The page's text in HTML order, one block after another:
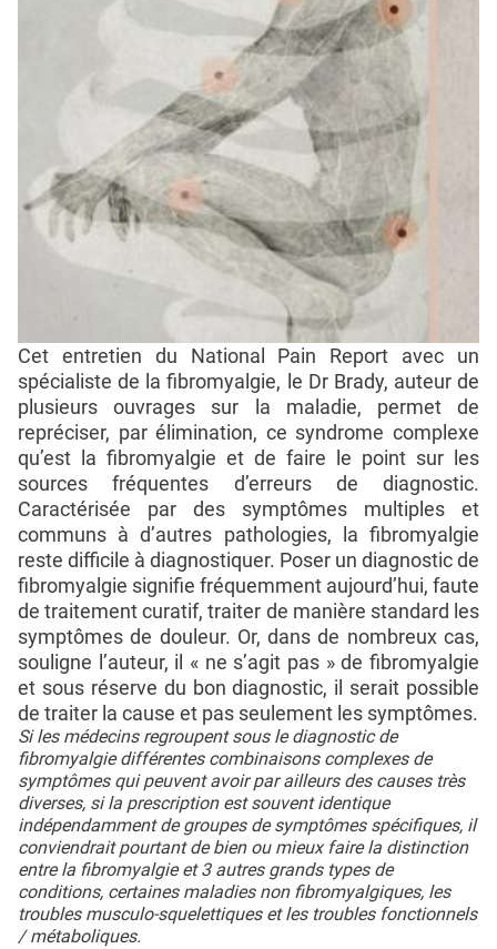
Cet entretien du National Pain Report avec un
spécialiste de la fibromyalgie, le Dr Brady, auteur de
plusieurs ouvrages sur la maladie, permet de
repréciser, par élimination, ce syndrome complexe
qu’est la fibromyalgie et de faire le point sur les
sources fréquentes d’erreurs de diagnostic.
Caractérisée par des symptômes multiples et
communs à d’autres pathologies, la fibromyalgie
reste difficile à diagnostiquer. Poser un diagnostic de
fibromyalgie signifie fréquemment aujourd’hui, faute
de traitement curatif, traiter de manière standard les
symptômes de douleur. Or, dans de nombreux cas,
souligne l’auteur, il « ne s’agit pas » de fibromyalgie
et sous réserve du bon diagnostic, il serait possible
de traiter la cause et pas seulement les symptômes.
Si les médecins regroupent sous le diagnostic de
fibromyalgie différentes combinaisons complexes de
symptômes qui peuvent avoir par ailleurs des causes très
diverses, si la prescription est souvent identique
indépendamment de groupes de symptômes spécifiques, il
conviendrait pourtant de bien ou mieux faire la distinction
entre la fibromyalgie et 3 autres grands types de
conditions, certaines maladies non fibromyalgiques, les
troubles musculo-squelettiques et les troubles fonctionnels
/ métaboliques.